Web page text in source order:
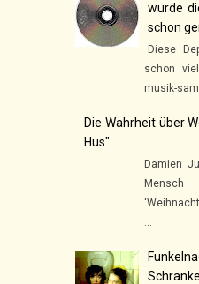
wurde
schon
Diese
schon
musik-
Die Wahrheit über
Hus"
Damien
...
Schranke